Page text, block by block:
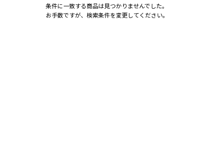
条件に一致する商品は見つかりませんでした。
お手数ですが、検索条件を変更してください。